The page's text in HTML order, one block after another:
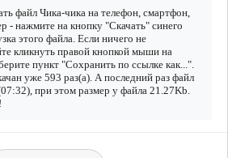
файл Чика-чика на телефон, смартфон,
- нажмите на кнопку "Скачать" синего
этого файла. Если ничего не
кликнуть правой кнопкой мыши на
пункт "Сохранить по ссылке как...".
уже 593 раз(а). А последний раз файл
при этом размер у файла 21.27Kb.